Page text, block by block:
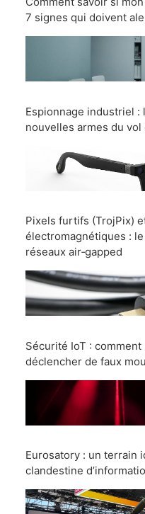
7 signes qui doivent
Espionnage industriel
nouvelles armes du vol
Pixels furtifs (TrojPix)
électromagnétiques :
réseaux air‑gapped
Sécurité IoT :
déclencher de faux
Eurosatory : un terrain
clandestine